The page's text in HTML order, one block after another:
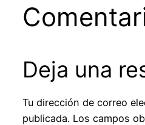
Deja una
Tu dirección de correo
publicada. Los campos